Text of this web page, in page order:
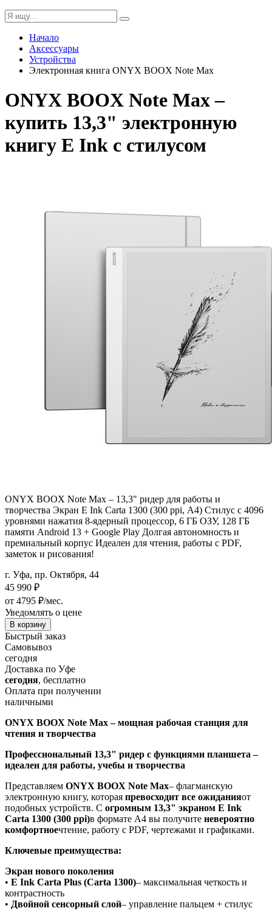
Начало
Аксессуары
Устройства
Электронная книга ONYX BOOX Note Max
ONYX BOOX Note Max –
купить 13,3" электронную
книгу E Ink с стилусом
ONYX BOOX Note Max – 13,3" ридер для работы и
творчества Экран E Ink Carta 1300 (300 ppi, А4) Стилус с 4096
уровнями нажатия 8-ядерный процессор, 6 ГБ ОЗУ, 128 ГБ
памяти Android 13 + Google Play Долгая автономность и
премиальный корпус Идеален для чтения, работы с PDF,
заметок и рисования!
г. Уфа, пр. Октября, 44
45 990 ₽
от 4795 ₽/мес.
Уведомлять о цене
В корзину
Быстрый заказ
Самовывоз
сегодня
Доставка по Уфе
сегодня, бесплатно
Оплата при получении
наличными
ONYX BOOX Note Max – мощная рабочая станция для
чтения и творчества
Профессиональный 13,3" ридер с функциями планшета –
идеален для работы, учебы и творчества
Представляем ONYX BOOX Note Max– флагманскую
электронную книгу, которая превосходит все ожиданияот
подобных устройств. С огромным 13,3" экраном E Ink
Carta 1300 (300 ppi)в формате А4 вы получите невероятно
комфортноечтение, работу с PDF, чертежами и графиками.
Ключевые преимущества:
Экран нового поколения
• E Ink Carta Plus (Carta 1300)– максимальная четкость и
контрастность
• Двойной сенсорный слой– управление пальцем + стилус